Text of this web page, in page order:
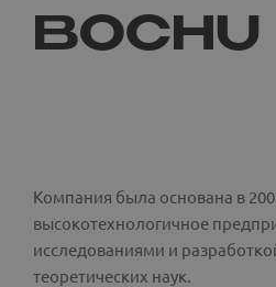
BOCHU
Компания была основана в
высокотехнологичное
исследованиями и
теоретических наук.